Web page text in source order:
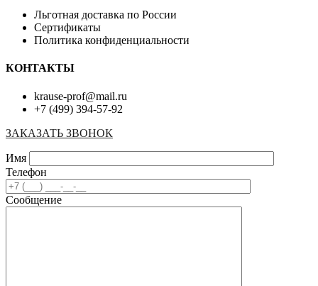
Льготная доставка по России
Сертификаты
Политика конфиденциальности
КОНТАКТЫ
krause-prof@mail.ru
+7 (499) 394-57-92
ЗАКАЗАТЬ ЗВОНОК
Имя
Телефон
Сообщение